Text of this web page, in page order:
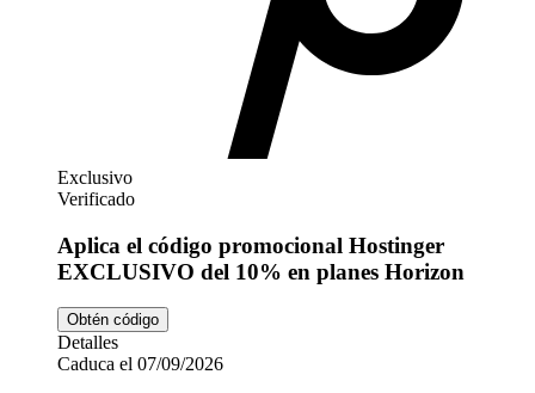
Exclusivo
Verificado
Aplica el código promocional Hostinger
EXCLUSIVO del 10% en planes Horizon
Obtén código
Detalles
Caduca el 07/09/2026